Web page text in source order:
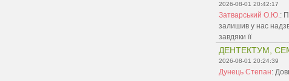
2026-08-01 20:42:17
Затварський О.Ю.:
залишив у нас
завдяки її
ДЕНТЕКТУМ,
2026-08-01 20:24:39
Дунець Степан: